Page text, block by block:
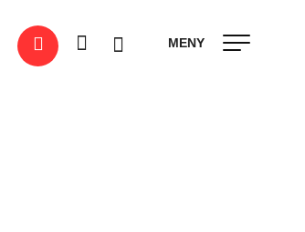
MENY